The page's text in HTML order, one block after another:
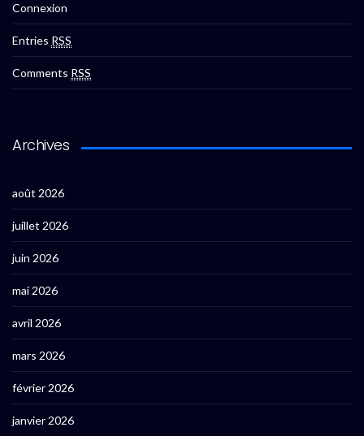
Connexion
Entries RSS
Comments RSS
Archives
août 2026
juillet 2026
juin 2026
mai 2026
avril 2026
mars 2026
février 2026
janvier 2026